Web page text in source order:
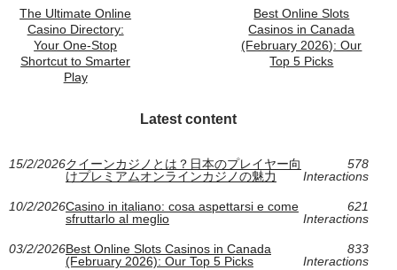
The Ultimate Online
Casino Directory:
Your One‑Stop
Shortcut to Smarter
Play
Best Online Slots
Casinos in Canada
(February 2026): Our
Top 5 Picks
Latest content
15/2/2026クイーンカジノとは？日本のプレイヤー向
けプレミアムオンラインカジノの魅力
578
Interactions
10/2/2026Casino in italiano: cosa aspettarsi e come
sfruttarlo al meglio
621
Interactions
03/2/2026Best Online Slots Casinos in Canada
(February 2026): Our Top 5 Picks
833
Interactions